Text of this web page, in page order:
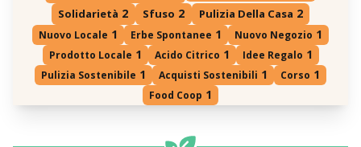
Solidarietà 2 Sfuso 2 Pulizia Della Casa 2
Nuovo Locale 1 Erbe Spontanee 1 Nuovo Negozio 1
Prodotto Locale 1 Acido Citrico 1 Idee Regalo 1
Pulizia Sostenibile 1 Acquisti Sostenibili 1 Corso 1
Food Coop 1